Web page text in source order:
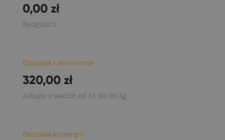
0,00 zł
Bydgoszcz
Dostawa i wniesienie
320,00 zł
zakupy o wadze od 51 do 90 kg
Dostawa kurierem